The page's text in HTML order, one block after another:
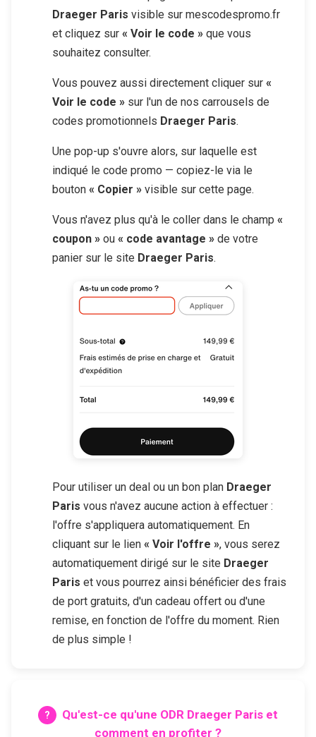
Draeger Paris visible sur mescodespromo.fr
et cliquez sur « Voir le code » que vous
souhaitez consulter.
Vous pouvez aussi directement cliquer sur «
Voir le code » sur l'un de nos carrousels de
codes promotionnels Draeger Paris.
Une pop-up s'ouvre alors, sur laquelle est
indiqué le code promo — copiez-le via le
bouton « Copier » visible sur cette page.
Vous n'avez plus qu'à le coller dans le champ «
coupon » ou « code avantage » de votre
panier sur le site Draeger Paris.
Pour utiliser un deal ou un bon plan Draeger
Paris vous n'avez aucune action à effectuer :
l'offre s'appliquera automatiquement. En
cliquant sur le lien « Voir l'offre », vous serez
automatiquement dirigé sur le site Draeger
Paris et vous pourrez ainsi bénéficier des frais
de port gratuits, d'un cadeau offert ou d'une
remise, en fonction de l'offre du moment. Rien
de plus simple !
Qu'est-ce qu'une ODR Draeger Paris et
comment en profiter ?